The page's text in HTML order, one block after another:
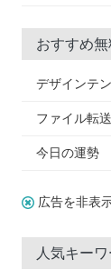
おすすめ
デザインテ
ファイル転
今日の運勢
広告を非表
人気キーワ